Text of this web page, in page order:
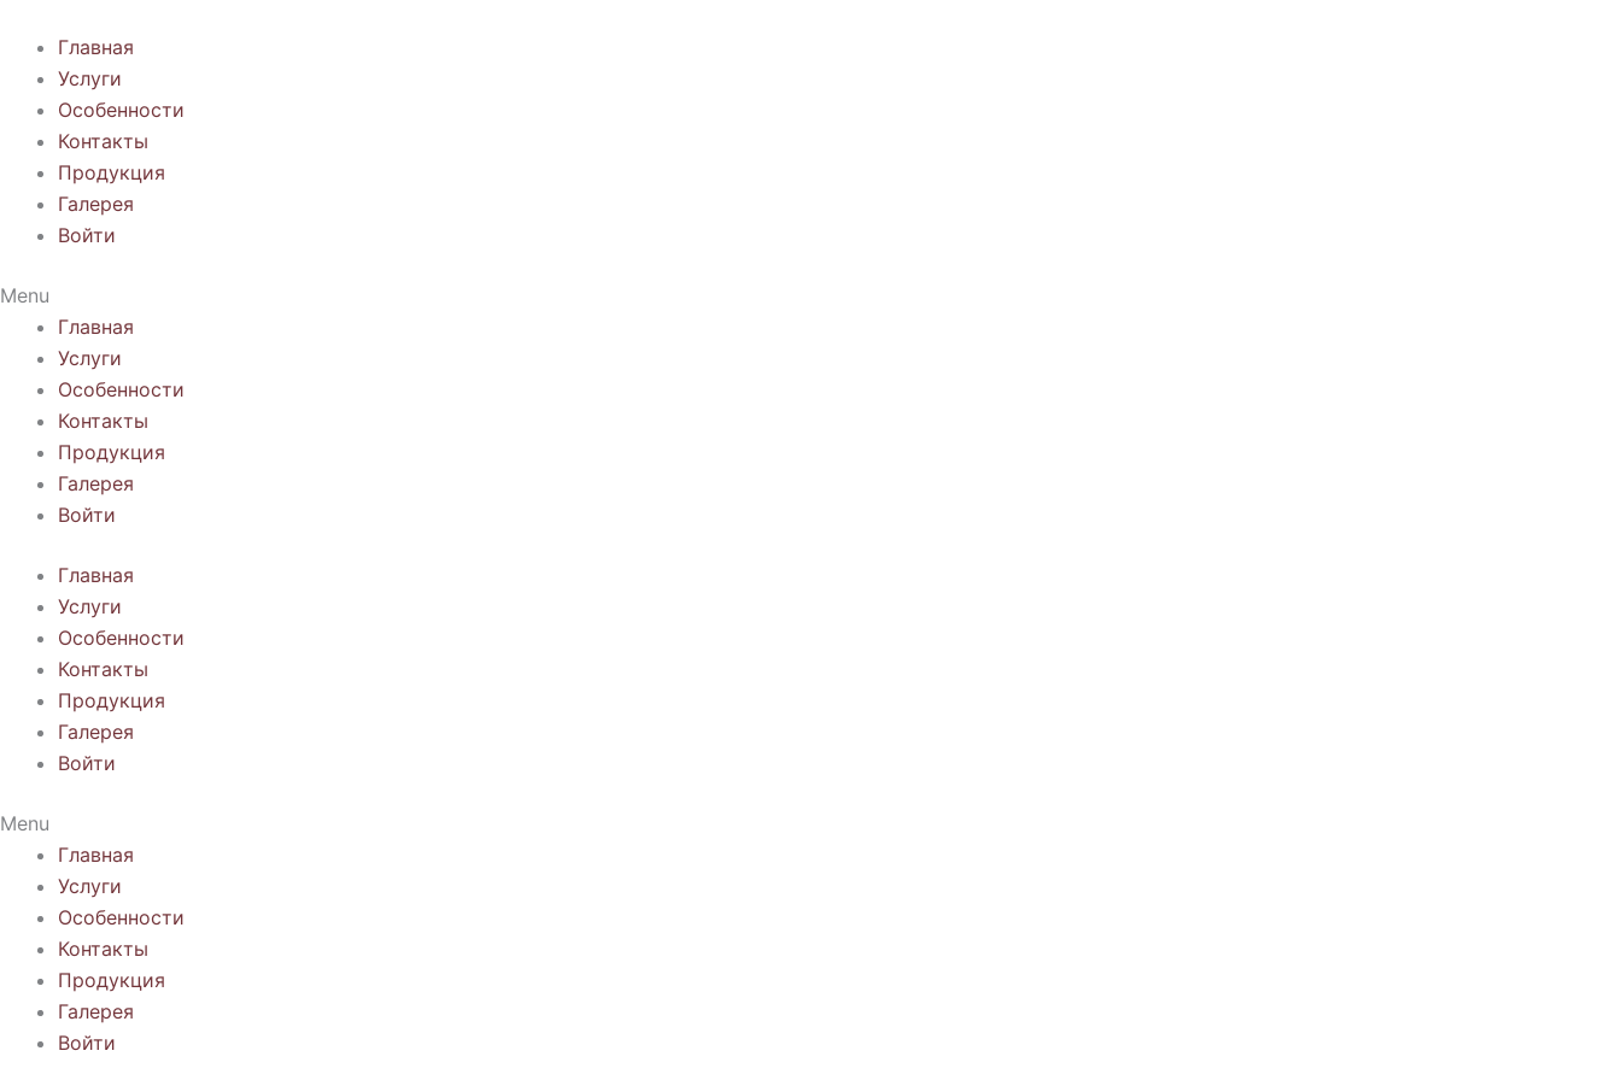
содержимому
Главная
Услуги
Особенности
Контакты
Продукция
Галерея
Войти
Menu
Главная
Услуги
Особенности
Контакты
Продукция
Галерея
Войти
Главная
Услуги
Особенности
Контакты
Продукция
Галерея
Войти
Menu
Главная
Услуги
Особенности
Контакты
Продукция
Галерея
Войти